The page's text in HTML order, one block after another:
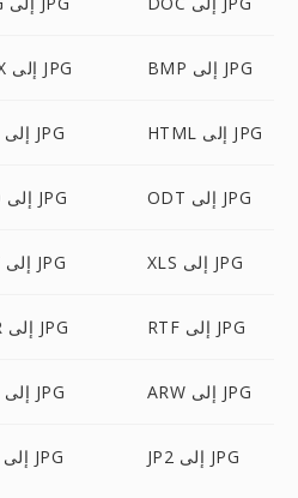
XLSX إلى JPG BMP إلى JPG
SVG إلى JPG HTML إلى JPG
PSD إلى JPG ODT إلى JPG
NEF إلى JPG XLS إلى JPG
CDR إلى JPG RTF إلى JPG
TXT إلى JPG ARW إلى JPG
XPS إلى JPG JP2 إلى JPG